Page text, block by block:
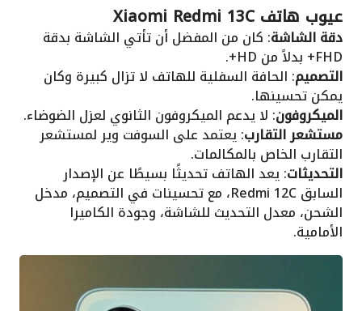
عيوب هاتف Xiaomi Redmi 13C
دقة الشاشة: كان من المفضل أن تأتي الشاشة بدقة
FHD+ بدلاً من HD+.
التصميم: الحافة السفلية للهاتف لا تزال كبيرة وكان
يمكن تحسينها.
الميكروفون: لا يدعم الميكروفون الثانوي لعزل الضوضاء.
مستشعر التقارب: يعتمد على السوفت وير لمستشعر
التقارب الخاص بالمكالمات.
التحديثات: يعد الهاتف تحديثًا بسيطًا عن الإصدار
السابق Redmi 12C، مع تحسينات في التصميم، مدخل
الشحن، معدل التحديث للشاشة، وجودة الكاميرا
الأمامية.